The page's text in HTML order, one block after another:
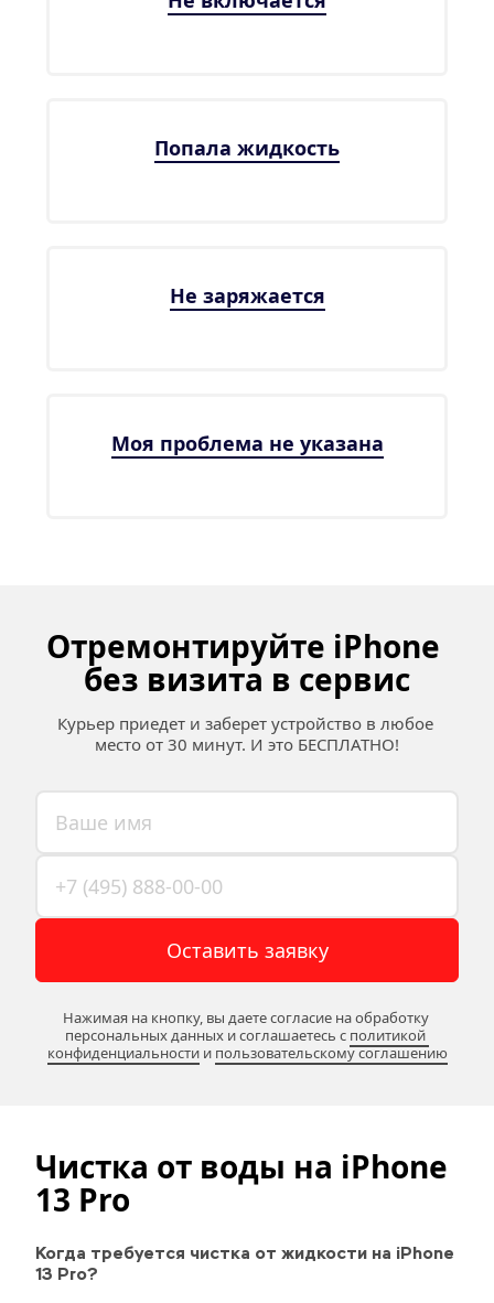
Попала жидкость
Не заряжается
Моя проблема не указана
Отремонтируйте iPhone
без визита в сервис
Курьер приедет и заберет устройство в любое
место от 30 минут. И это БЕСПЛАТНО!
Оставить заявку
Нажимая на кнопку, вы даете согласие на обработку
персональных данных и соглашаетесь c политикой
конфиденциальности и пользовательскому соглашению
Чистка от воды на iPhone
13 Pro
Когда требуется чистка от жидкости на iPhone
13 Pro?